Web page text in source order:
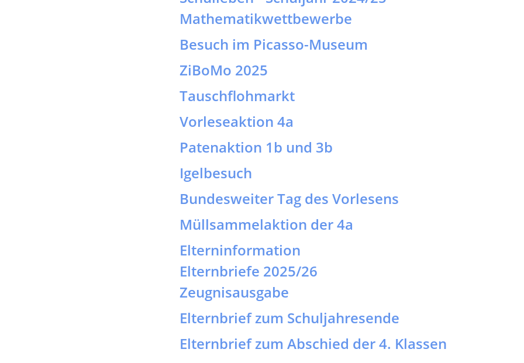
Vorleseaktion 4a
Patenaktion 1b und 3b
Igelbesuch
Bundesweiter Tag des Vorlesens
Müllsammelaktion der 4a
Elterninformation
Elternbriefe 2025/26
Zeugnisausgabe
Elternbrief zum Schuljahresende
Elternbrief zum Abschied der 4. Klassen
Elternbrief zum Spiel- und Sportfest
Regelung an heißen Tagen
Bufdi gesucht
Elternbrief zum Sponsorenlauf